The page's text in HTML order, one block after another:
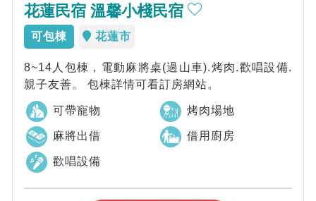
花蓮民宿 溫馨小棧民宿
可包棟 花蓮市
8~14人包棟，電動麻將桌(過山車).烤肉.歡唱設備.
親子友善。 包棟詳情可看訂房網站。
可帶寵物 烤肉場地
麻將出借 借用廚房
歡唱設備